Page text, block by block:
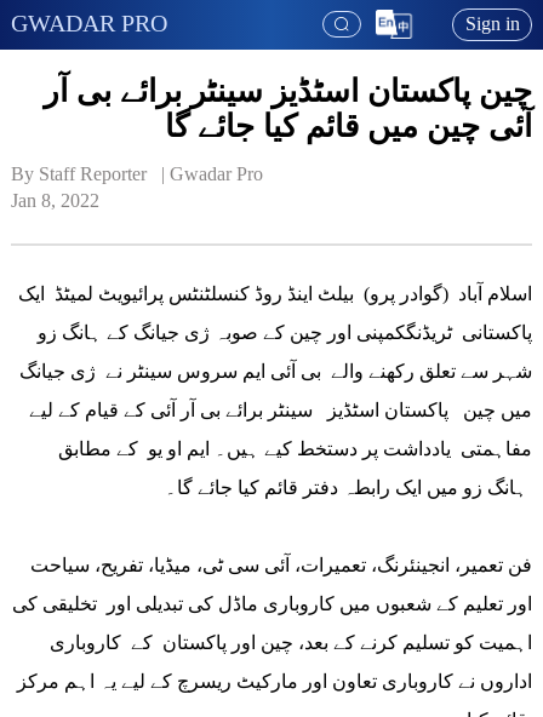
GWADAR PRO Sign in
چین پاکستان اسٹڈیز سینٹر برائے بی آر
آئی چین میں قائم کیا جائے گا
By Staff Reporter   | Gwadar Pro
Jan 8, 2022
اسلام آباد (گوادر پرو) بیلٹ اینڈ روڈ کنسلٹنٹس پرائیویٹ لمیٹڈ ایک
پاکستانی ٹریڈنگکمپنی اور چین کے صوبہ ژی جیانگ کے ہانگ زو
شہر سے تعلق رکھنے والے بی آئی ایم سروس سینٹر نے ژی جیانگ
میں چین پاکستان اسٹڈیز سینٹر برائے بی آر آئی کے قیام کے لیے
مفاہمتی یادداشت پر دستخط کیے ہیں۔ ایم او یو کے مطابق
ہانگ زو میں ایک رابطہ دفتر قائم کیا جائے گا۔
فن تعمیر، انجینئرنگ، تعمیرات، آئی سی ٹی، میڈیا، تفریح، سیاحت
اور تعلیم کے شعبوں میں کاروباری ماڈل کی تبدیلی اور تخلیقی کی
اہمیت کو تسلیم کرنے کے بعد، چین اور پاکستان کے کاروباری
اداروں نے کاروباری تعاون اور مارکیٹ ریسرچ کے لیے یہ اہم مرکز